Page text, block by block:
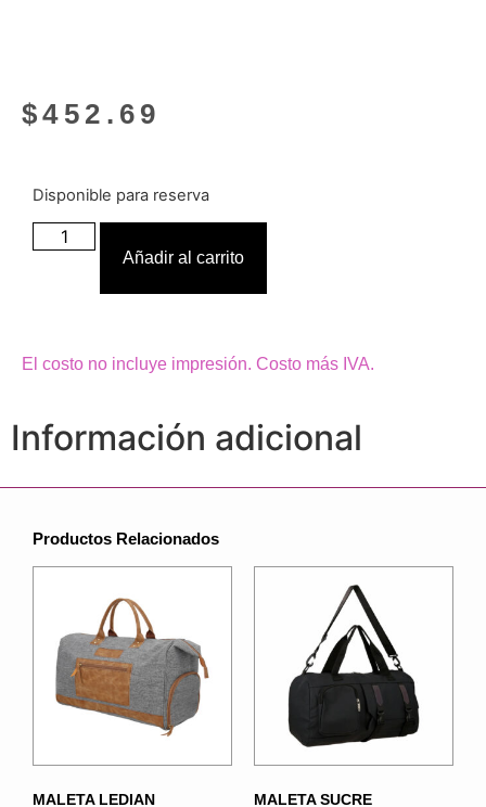
$452.69
Disponible para reserva
Añadir al carrito
El costo no incluye impresión. Costo más IVA.
Información adicional
Productos Relacionados
MALETA LEDIAN MALETA SUCRE